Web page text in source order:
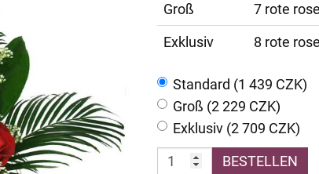
Groß
7 rote
Exklusiv
8 rote
Standard (1 439 CZK)
Groß (2 229 CZK)
Exklusiv (2 709 CZK)
BESTELLEN